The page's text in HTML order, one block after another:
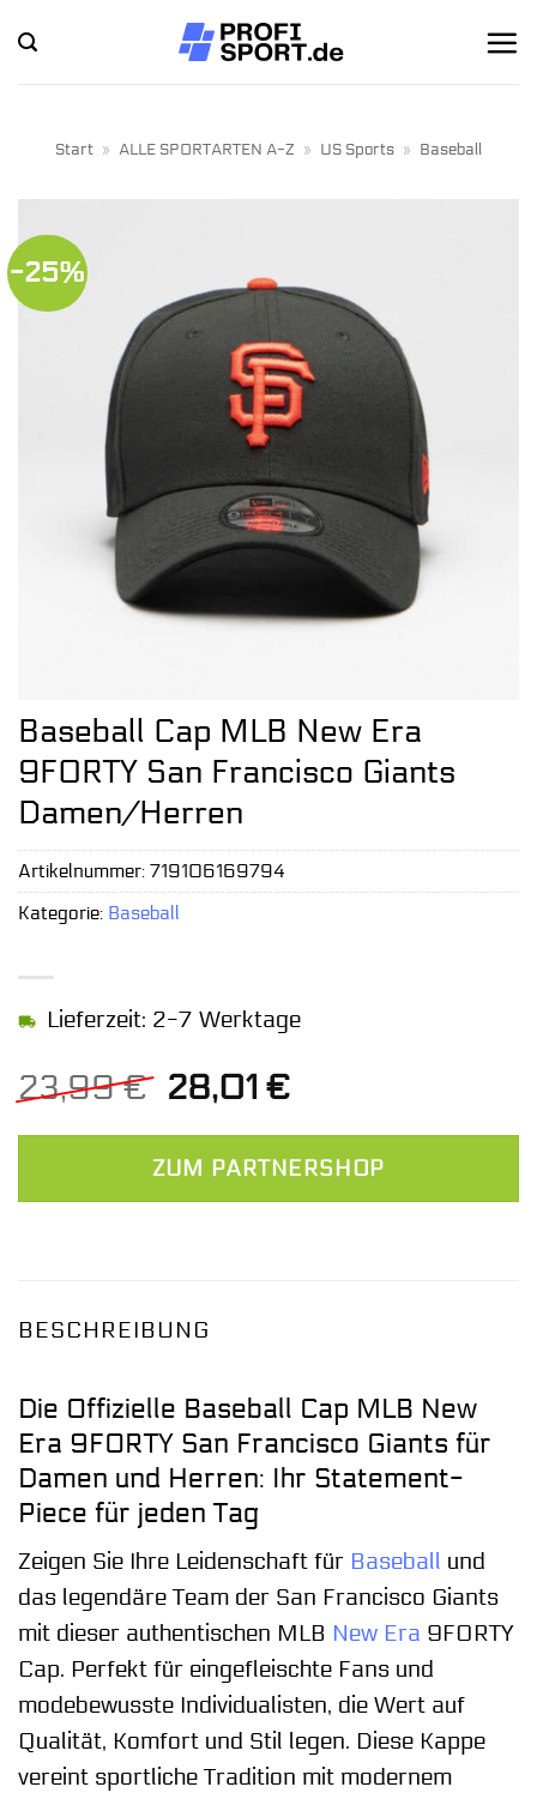
Inhalt
springen
Start » ALLE SPORTARTEN A-Z » US Sports » Baseball
-25%
Baseball Cap MLB New Era
9FORTY San Francisco Giants
Damen/Herren
23,99€ Ursprünglicher
war:
23,99 €
28,01 €Aktueller
ist:
28,01 €.
Lieferzeit: 2-7 Werktage
ZUM PARTNERSHOP
Artikelnummer: 719106169794
Kategorie: Baseball
BESCHREIBUNG
Die Offizielle Baseball Cap MLB New
Era 9FORTY San Francisco Giants für
Damen und Herren: Ihr Statement-
Piece für jeden Tag
Zeigen Sie Ihre Leidenschaft für Baseball und
das legendäre Team der San Francisco Giants
mit dieser authentischen MLB New Era 9FORTY
Cap. Perfekt für eingefleischte Fans und
modebewusste Individualisten, die Wert auf
Qualität, Komfort und Stil legen. Diese Kappe
vereint sportliche Tradition mit modernem